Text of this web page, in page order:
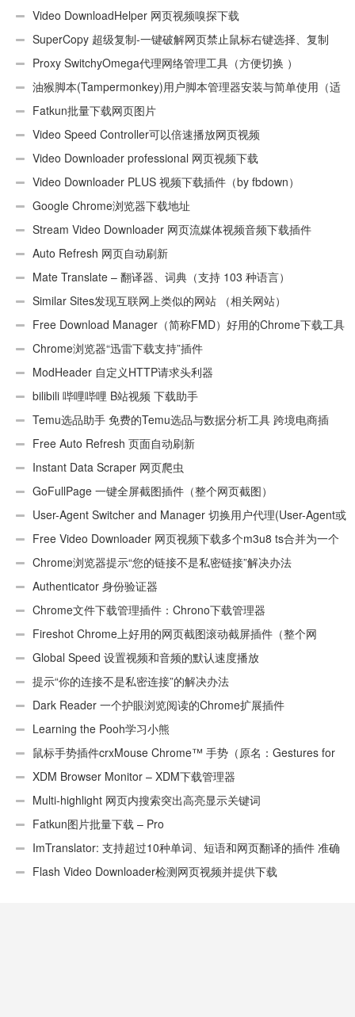
Video DownloadHelper 网页视频嗅探下载
SuperCopy 超级复制-一键破解网页禁止鼠标右键选择、复制
Proxy SwitchyOmega代理网络管理工具（方便切换 ）
油猴脚本(Tampermonkey)用户脚本管理器安装与简单使用（适
用Android）
Fatkun批量下载网页图片
Video Speed Controller可以倍速播放网页视频
Video Downloader professional 网页视频下载
Video Downloader PLUS 视频下载插件（by fbdown）
Google Chrome浏览器下载地址
Stream Video Downloader 网页流媒体视频音频下载插件
Auto Refresh 网页自动刷新
Mate Translate – 翻译器、词典（支持 103 种语言）
Similar Sites发现互联网上类似的网站 （相关网站）
Free Download Manager（简称FMD）好用的Chrome下载工具
插件Chrome浏览器“迅雷下载支持”插件
ModHeader 自定义HTTP请求头利器
bilibili 哔哩哔哩 B站视频 下载助手
Temu选品助手 免费的Temu选品与数据分析工具 跨境电商插
件 Free Auto Refresh 页面自动刷新
Instant Data Scraper 网页爬虫
GoFullPage 一键全屏截图插件（整个网页截图）
User-Agent Switcher and Manager 切换用户代理(User-Agent或
UA)Free Video Downloader 网页视频下载多个m3u8 ts合并为一个
ts文件Chrome浏览器提示“您的链接不是私密链接”解决办法
Authenticator 身份验证器
Chrome文件下载管理插件：Chrono下载管理器
Fireshot Chrome上好用的网页截图滚动截屏插件（整个网
页）Global Speed 设置视频和音频的默认速度播放
提示“你的连接不是私密连接”的解决办法
Dark Reader 一个护眼浏览阅读的Chrome扩展插件
Learning the Pooh学习小熊
鼠标手势插件crxMouse Chrome™ 手势（原名：Gestures for
Chrome(TM)汉化版）
XDM Browser Monitor – XDM下载管理器
Multi-highlight 网页内搜索突出高亮显示关键词
Fatkun图片批量下载 – Pro
ImTranslator: 支持超过10种单词、短语和网页翻译的插件 准确
性不错Flash Video Downloader检测网页视频并提供下载